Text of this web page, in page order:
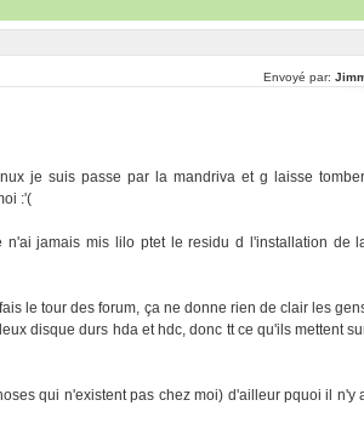
Envoyé par:
je suis passe par la mandriva et g laisse
:'(
n'ai jamais mis lilo ptet le residu d l'installation de
le tour des forum, ça ne donne rien de clair les
disque durs hda et hdc, donc tt ce qu'ils mettent
qui n'existent pas chez moi) d'ailleur pquoi il n'y